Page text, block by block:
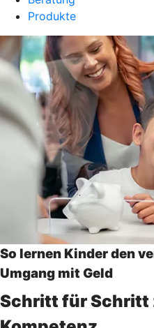
Produkte
So lernen Kinder den
Umgang mit Geld
Schritt für Schritt